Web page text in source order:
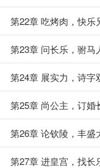
第22章 吃烤肉，快乐
第23章 问长乐，驸马
第24章 展实力，诗字
第25章 尚公主，订婚
第26章 论钦陵，丰盛
第27章 进皇宫，找长